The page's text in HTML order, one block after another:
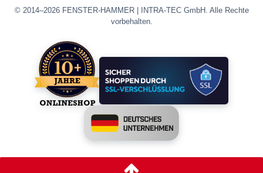
© 2014–2026 FENSTER-HAMMER | INTRA-TEC GmbH. Alle Rechte
vorbehalten.